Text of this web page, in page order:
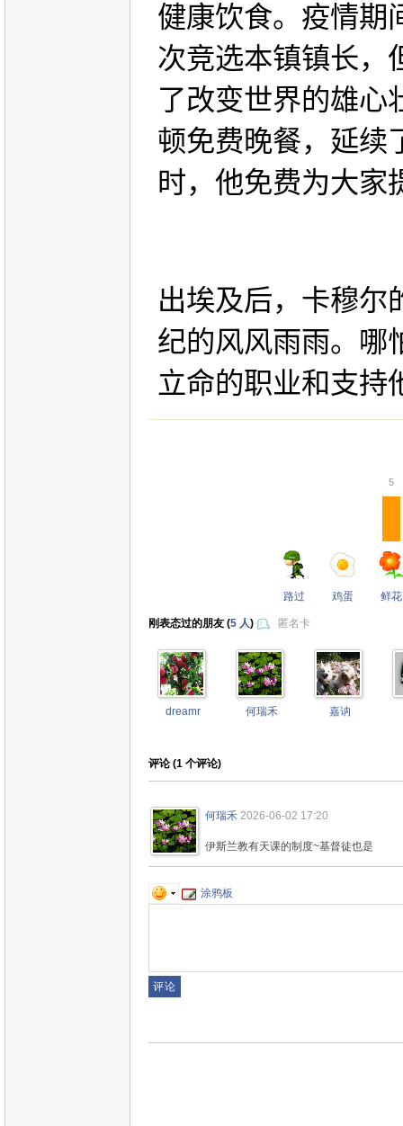
健康饮食。疫情期
次竞选本镇镇长，
了改变世界的雄心
顿免费晚餐，延续
时，他免费为大家
出埃及后，卡穆尔
纪的风风雨雨。哪
立命的职业和支持
路过 鸡蛋
5
鲜花
刚表态过的朋友 (5 人) 匿名卡
dreamr 何瑞禾 嘉讷
评论 (1 个评论)
何瑞禾 2026-06-02 17:20
伊斯兰教有天课的制度~基督徒也是
涂鸦板